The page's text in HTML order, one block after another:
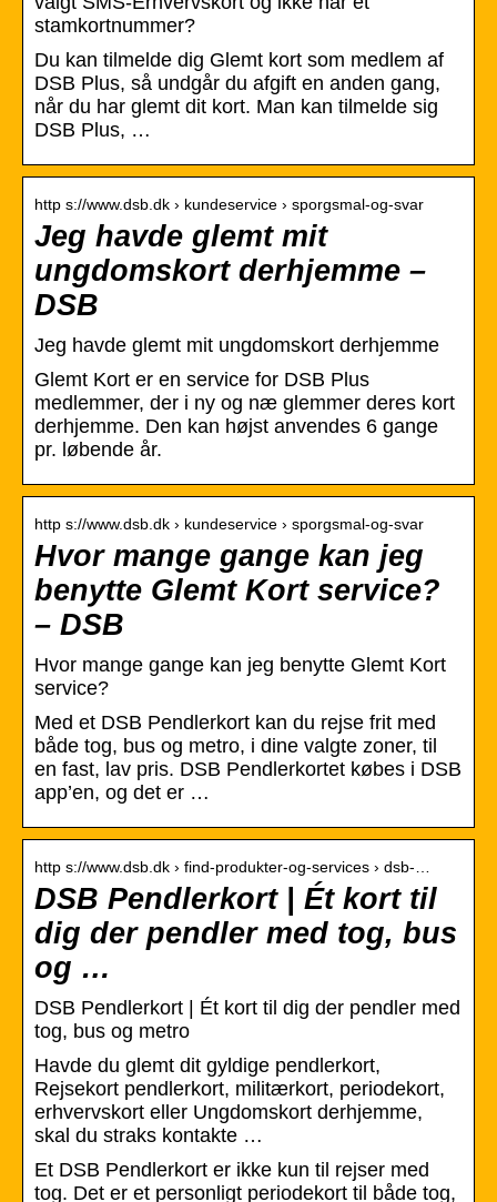
stamkortnummer?
Du kan tilmelde dig Glemt kort som medlem af
DSB Plus, så undgår du afgift en anden gang,
når du har glemt dit kort. Man kan tilmelde sig
DSB Plus, …
http s://www.dsb.dk › kundeservice › sporgsmal-og-svar
Jeg havde glemt mit
ungdomskort derhjemme –
DSB
Jeg havde glemt mit ungdomskort derhjemme
Glemt Kort er en service for DSB Plus
medlemmer, der i ny og næ glemmer deres kort
derhjemme. Den kan højst anvendes 6 gange
pr. løbende år.
http s://www.dsb.dk › kundeservice › sporgsmal-og-svar
Hvor mange gange kan jeg
benytte Glemt Kort service?
– DSB
Hvor mange gange kan jeg benytte Glemt Kort
service?
Med et DSB Pendlerkort kan du rejse frit med
både tog, bus og metro, i dine valgte zoner, til
en fast, lav pris. DSB Pendlerkortet købes i DSB
app’en, og det er …
http s://www.dsb.dk › find-produkter-og-services › dsb-…
DSB Pendlerkort | Ét kort til
dig der pendler med tog, bus
og …
DSB Pendlerkort | Ét kort til dig der pendler med
tog, bus og metro
Havde du glemt dit gyldige pendlerkort,
Rejsekort pendlerkort, militærkort, periodekort,
erhvervskort eller Ungdomskort derhjemme,
skal du straks kontakte …
Et DSB Pendlerkort er ikke kun til rejser med
tog. Det er et personligt periodekort til både tog,